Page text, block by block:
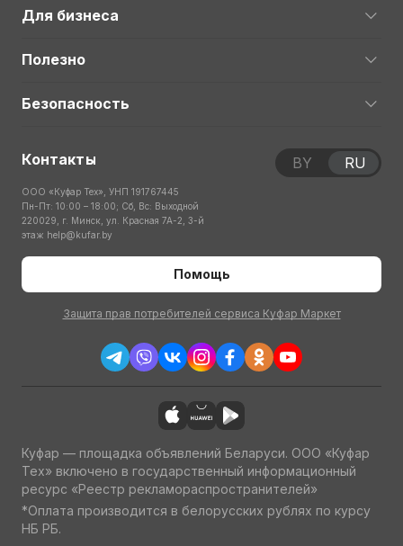
Для бизнеса
Полезно
Безопасность
Контакты
ООО «Куфар Тех», УНП 191767445
Пн-Пт: 10:00 – 18:00; Сб, Вс: Выходной
220029, г. Минск, ул. Красная 7А-2, 3-й
этаж help@kufar.by
Помощь
Защита прав потребителей сервиса Куфар Маркет
BY RU
Куфар — площадка объявлений Беларуси. ООО «Куфар
Тех» включено в государственный информационный
ресурс «Реестр рекламораспространителей»
*Оплата производится в белорусских рублях по курсу
НБ РБ.